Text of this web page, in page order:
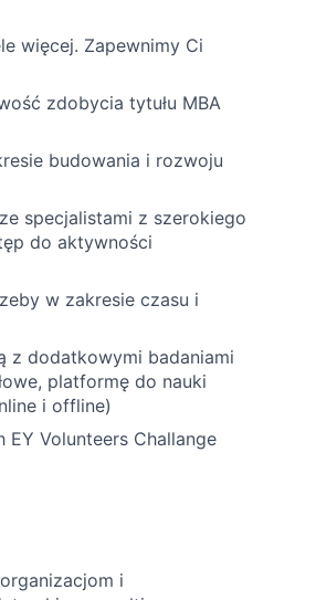
więcej. Zapewnimy Ci
zdobycia tytułu MBA
budowania i rozwoju
specjalistami z szerokiego
do aktywności
w zakresie czasu i
z dodatkowymi badaniami
platformę do nauki
i offline)
Volunteers Challange
i